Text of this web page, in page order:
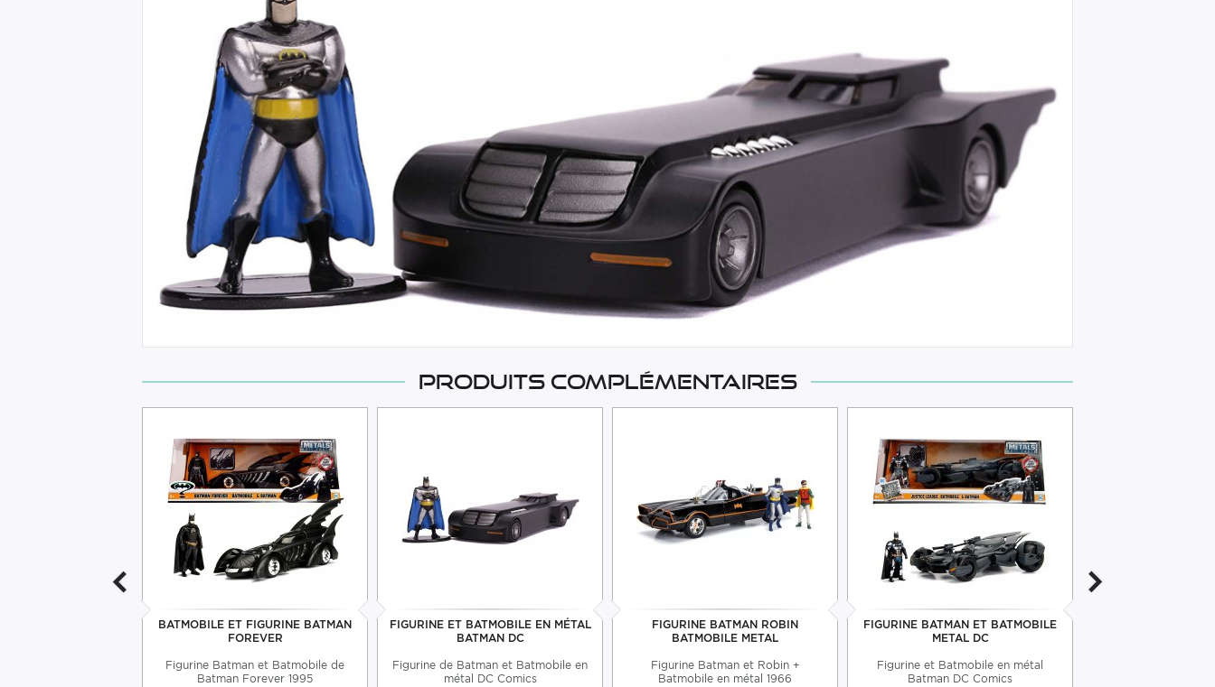
Produits complémentaires
BATMOBILE ET FIGURINE BATMAN
FOREVER
Figurine Batman et Batmobile de
Batman Forever 1995
FIGURINE ET BATMOBILE EN MÉTAL
BATMAN DC
Figurine de Batman et Batmobile en
métal DC Comics
FIGURINE BATMAN ROBIN
BATMOBILE METAL
Figurine Batman et Robin +
Batmobile en métal 1966
FIGURINE BATMAN ET BATMOBILE
METAL DC
Figurine et Batmobile en métal
Batman DC Comics